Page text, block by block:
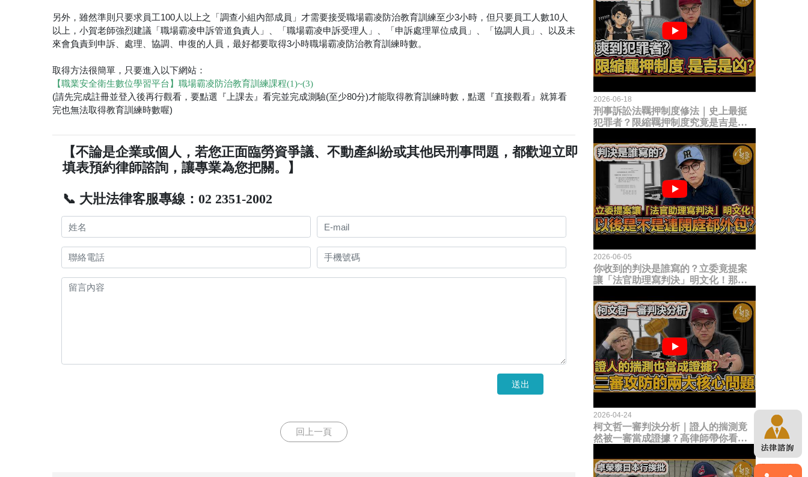
另外，雖然準則只要求員工100人以上之「調查小組內部成員」才需要接受職場霸凌防治教育訓練至少3小時，但只要員工人數10人
以上，小賀老師強烈建議「職場霸凌申訴管道負責人」、「職場霸凌申訴受理人」、「申訴處理單位成員」、「協調人員」、以及未
來會負責到申訴、處理、協調、申復的人員，最好都要取得3小時職場霸凌防治教育訓練時數。
取得方法很簡單，只要進入以下網站：
【職業安全衛生數位學習平台】職場霸凌防治教育訓練課程(1)~(3)
(請先完成註冊並登入後再行觀看，要點選『上課去』看完並完成測驗(至少80分)才能取得教育訓練時數，點選『直接觀看』就算看
完也無法取得教育訓練時數喔)
【不論是企業或個人，若您正面臨勞資爭議、不動產糾紛或其他民刑事問題，都歡迎立即
填表預約律師諮詢，讓專業為您把關。】
📞 大壯法律客服專線：02 2351-2002
送出
回上一頁
2026-06-18
刑事訴訟法羈押制度修法｜史上最挺
犯罪者？限縮羈押制度究竟是吉是
2026-06-05
你收到的判決是誰寫的？立委竟提案
讓「法官助理寫判決」明文化！那以
2026-04-24
柯文哲一審判決分析｜證人的揣測竟
然被一審當成證據？高律師帶你看未